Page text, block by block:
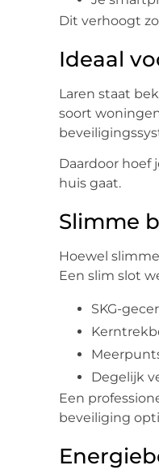
Dit verhoogt
Ideaal
Laren staat
soort
Daardoor hoef
huis gaat.
Slimme
Hoewel
Een slim slot
SKG-
Degelijk
Een
beveiliging